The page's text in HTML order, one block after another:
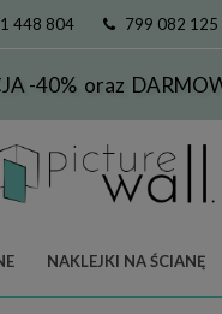
448 804 799 082 125
-40% oraz
NAKLEJKI NA ŚCIANĘ